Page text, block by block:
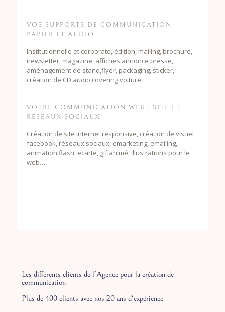
VOS SUPPORTS DE COMMUNICATION
PAPIER ET AUDIO
Institutionnelle et corporate, édition, mailing, brochure,
newsletter, magazine, affiches,annonce presse,
aménagement de stand,flyer, packaging, sticker,
création de CD audio,covering voiture…
VOTRE COMMUNICATION WEB : SITE ET
RÉSEAUX SOCIAUX
Création de site internet responsive, création de visuel
facebook, réseaux sociaux, emarketing, emailing,
animation flash, ecarte, gif animé, illustrations pour le
web…
Les différents clients de l'Agence pour la création de
communication
Plus de 400 clients avec nos 20 ans d'expérience